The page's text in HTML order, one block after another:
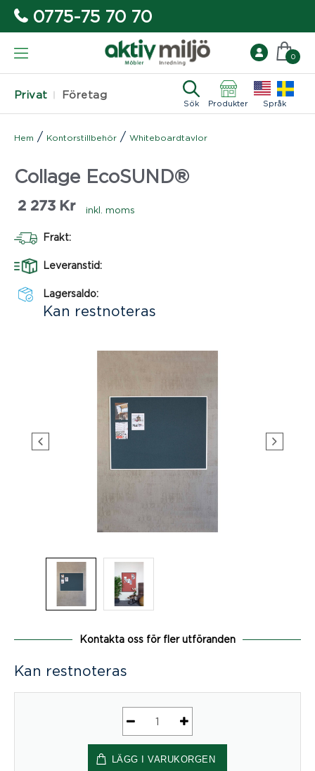
0775-75 70 70
Privat Företag
Sök Produkter Språk
0
Hem / Kontorstillbehör / Whiteboardtavlor
Collage EcoSUND®
2 273 Kr inkl. moms
Frakt:
Leveranstid:
Lagersaldo:
Kan restnoteras
Kontakta oss för fler utföranden
Kan restnoteras
Collage
EcoSUND®
mängd
LÄGG I VARUKORGEN